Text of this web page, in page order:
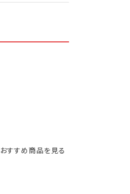
すすめ商品を見る